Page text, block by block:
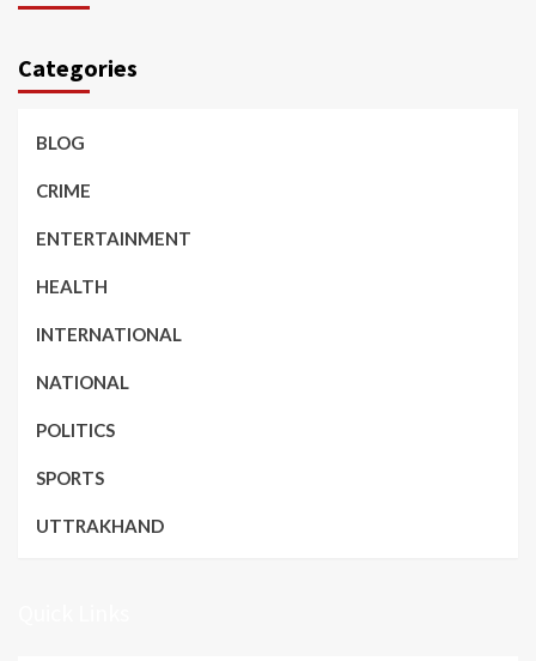
Categories
BLOG
CRIME
ENTERTAINMENT
HEALTH
INTERNATIONAL
NATIONAL
POLITICS
SPORTS
UTTRAKHAND